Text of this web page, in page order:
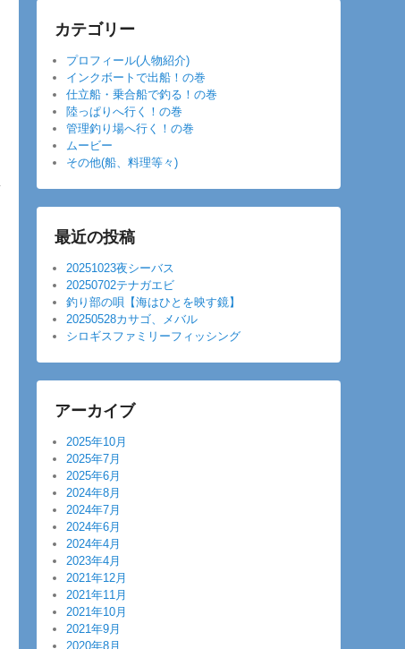
カテゴリー
プロフィール(人物紹介)
インクボートで出船！の巻
仕立船・乗合船で釣る！の巻
陸っぱりへ行く！の巻
管理釣り場へ行く！の巻
ムービー
その他(船、料理等々)
最近の投稿
20251023夜シーバス
20250702テナガエビ
釣り部の唄【海はひとを映す鏡】
20250528カサゴ、メバル
シロギスファミリーフィッシング
アーカイブ
2025年10月
2025年7月
2025年6月
2024年8月
2024年7月
2024年6月
2024年4月
2023年4月
2021年12月
2021年11月
2021年10月
2021年9月
2020年8月